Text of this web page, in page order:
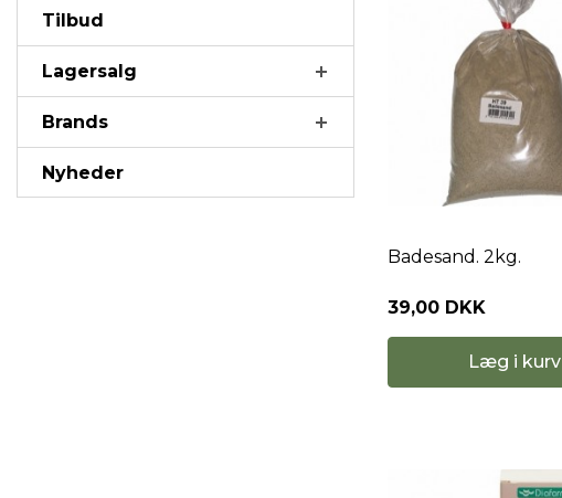
Tilbud
Lagersalg
Brands
Nyheder
Badesand. 2kg.
39,00 DKK
Læg i kurv